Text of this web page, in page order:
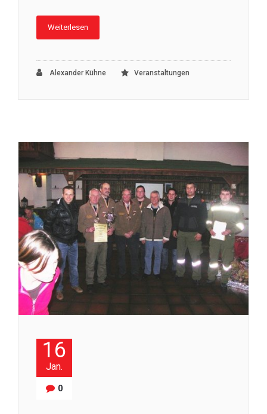
Weiterlesen
Alexander Kühne Veranstaltungen
16
Jan.
0